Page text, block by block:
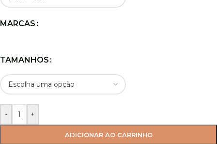
MARCAS
TAMANHOS
- +
ADICIONAR AO CARRINHO